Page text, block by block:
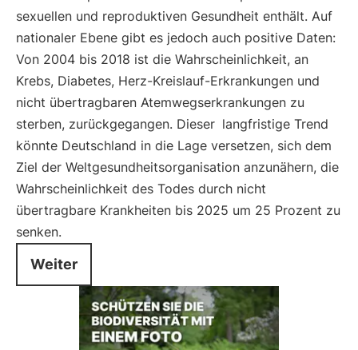
sexuellen und reproduktiven Gesundheit enthält. Auf
nationaler Ebene gibt es jedoch auch positive Daten:
Von 2004 bis 2018 ist die Wahrscheinlichkeit, an
Krebs, Diabetes, Herz-Kreislauf-Erkrankungen und
nicht übertragbaren Atemwegserkrankungen zu
sterben, zurückgegangen. Dieser langfristige Trend
könnte Deutschland in die Lage versetzen, sich dem
Ziel der Weltgesundheitsorganisation anzunähern, die
Wahrscheinlichkeit des Todes durch nicht
übertragbare Krankheiten bis 2025 um 25 Prozent zu
senken.
Weiter